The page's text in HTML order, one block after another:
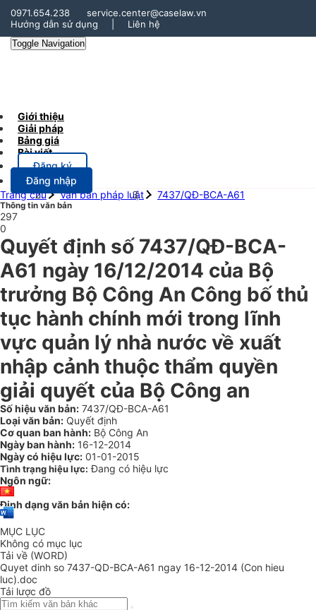
0971.654.238
service.center@caselaw.vn
Hướng dẫn sử dụng
Liên hệ
Toggle Navigation
Giới thiệu
Giải pháp
Bảng giá
Bài viết
Đăng ký
Đăng nhập
Trang chủ
Văn bản pháp luật 7437/QĐ-BCA-A61
Thông tin văn bản
297
0
Quyết định số 7437/QĐ-BCA-
A61 ngày 16/12/2014 của Bộ
trưởng Bộ Công An Công bố thủ
tục hành chính mới trong lĩnh
vực quản lý nhà nước về xuất
nhập cảnh thuộc thẩm quyền
giải quyết của Bộ Công an
Số hiệu văn bản: 7437/QĐ-BCA-A61
Loại văn bản: Quyết định
Cơ quan ban hành: Bộ Công An
Ngày ban hành: 16-12-2014
Ngày có hiệu lực: 01-01-2015
Tình trạng hiệu lực: Đang có hiệu lực
Ngôn ngữ:
Định dạng văn bản hiện có:
MỤC LỤC
Không có mục lục
Tải về (WORD)
Quyet dinh so 7437-QD-BCA-A61 ngay 16-12-2014 (Con hieu
luc).doc
Tải lược đồ